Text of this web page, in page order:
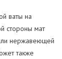
ваты на
стороны мат
нержавеющей
также